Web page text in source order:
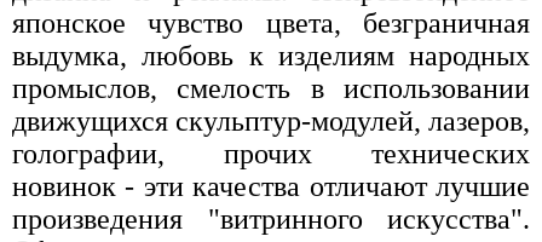
японское чувство цвета, безграничная
выдумка, любовь к изделиям народных
промыслов, смелость в использовании
движущихся скульптур-модулей, лазеров,
голографии, прочих технических
новинок - эти качества отличают лучшие
произведения "витринного искусства".